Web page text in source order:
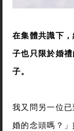
在集體共識下
子也只限於婚
子。
我又問另一位
婚的念頭嗎？